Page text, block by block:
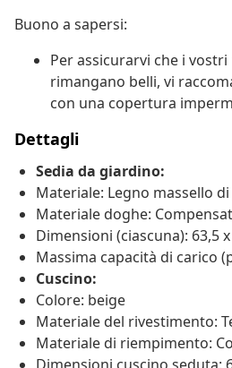
Buono a sapersi:
Per assicurarvi che i
rimangano belli, vi
con una copertura
Dettagli
Sedia da giardino:
Materiale: Legno massello
Materiale doghe:
Dimensioni (ciascuna): 63,5 x
Massima capacità di carico
Cuscino:
Colore: beige
Materiale del rivestimento:
Materiale di riempimento: